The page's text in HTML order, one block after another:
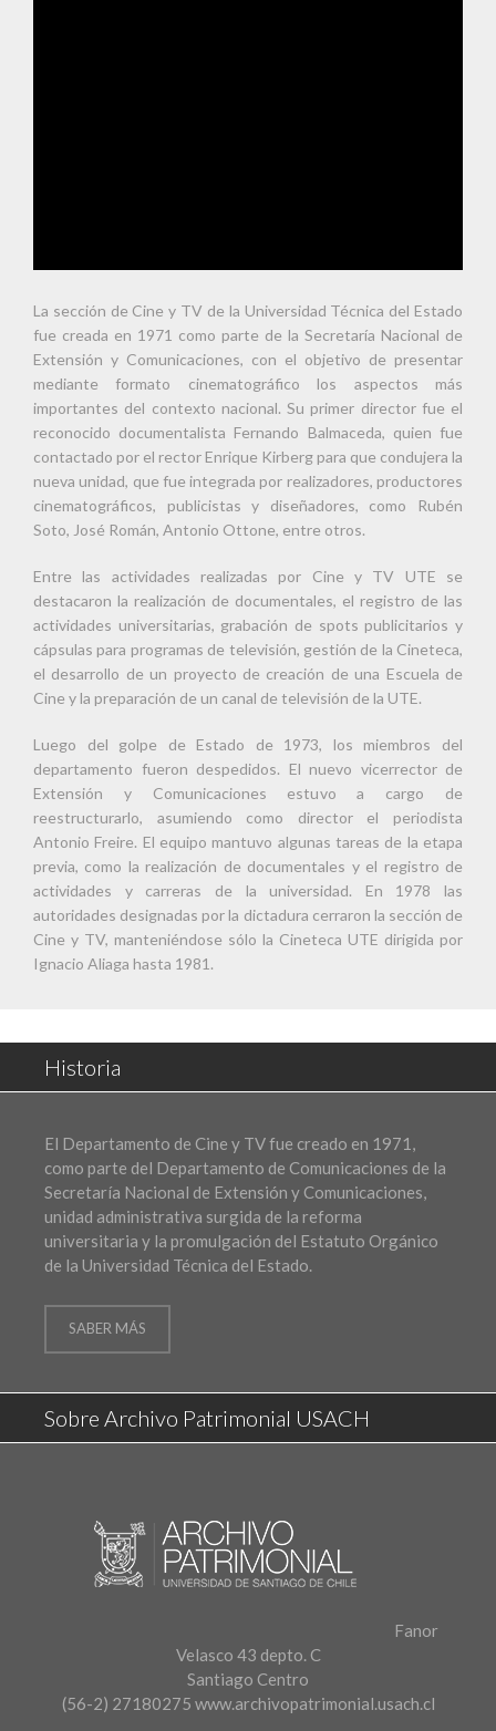
La sección de Cine y TV de la Universidad Técnica del Estado
fue creada en 1971 como parte de la Secretaría Nacional de
Extensión y Comunicaciones, con el objetivo de presentar
mediante formato cinematográfico los aspectos más
importantes del contexto nacional. Su primer director fue el
reconocido documentalista Fernando Balmaceda, quien fue
contactado por el rector Enrique Kirberg para que condujera la
nueva unidad, que fue integrada por realizadores, productores
cinematográficos, publicistas y diseñadores, como Rubén
Soto, José Román, Antonio Ottone, entre otros.
Entre las actividades realizadas por Cine y TV UTE se
destacaron la realización de documentales, el registro de las
actividades universitarias, grabación de spots publicitarios y
cápsulas para programas de televisión, gestión de la Cineteca,
el desarrollo de un proyecto de creación de una Escuela de
Cine y la preparación de un canal de televisión de la UTE.
Luego del golpe de Estado de 1973, los miembros del
departamento fueron despedidos. El nuevo vicerrector de
Extensión y Comunicaciones estuvo a cargo de
reestructurarlo, asumiendo como director el periodista
Antonio Freire. El equipo mantuvo algunas tareas de la etapa
previa, como la realización de documentales y el registro de
actividades y carreras de la universidad. En 1978 las
autoridades designadas por la dictadura cerraron la sección de
Cine y TV, manteniéndose sólo la Cineteca UTE dirigida por
Ignacio Aliaga hasta 1981.
Historia
El Departamento de Cine y TV fue creado en 1971,
como parte del Departamento de Comunicaciones de la
Secretaría Nacional de Extensión y Comunicaciones,
unidad administrativa surgida de la reforma
universitaria y la promulgación del Estatuto Orgánico
de la Universidad Técnica del Estado.
SABER MÁS
Sobre Archivo Patrimonial USACH
Fanor
Velasco 43 depto. C
Santiago Centro
(56-2) 27180275 www.archivopatrimonial.usach.cl